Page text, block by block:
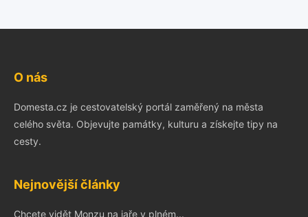
O nás
Domesta.cz je cestovatelský portál zaměřený na města
celého světa. Objevujte památky, kulturu a získejte tipy na
cesty.
Nejnovější články
Chcete vidět Monzu na jaře v plném...